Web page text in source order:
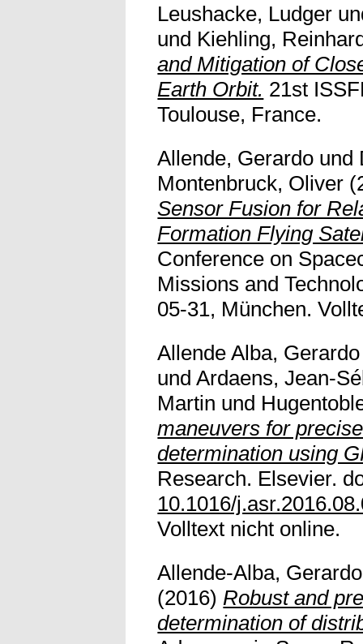
Leushacke, Ludger
und Kiehling,
and Mitigation of
Earth Orbit. 21st
Toulouse, France.
Allende, Gerardo und
Montenbruck, Oliver
Sensor Fusion for
Formation Flying
Conference on
Missions and
05-31, München.
Allende Alba, Gerardo
undArdaens, Jean-
Martin und
maneuvers for
determination using
Research. Elsevier.
10.1016/
Volltext nicht online.
Allende-Alba, Gerardo
(2016) Robust and
determination of